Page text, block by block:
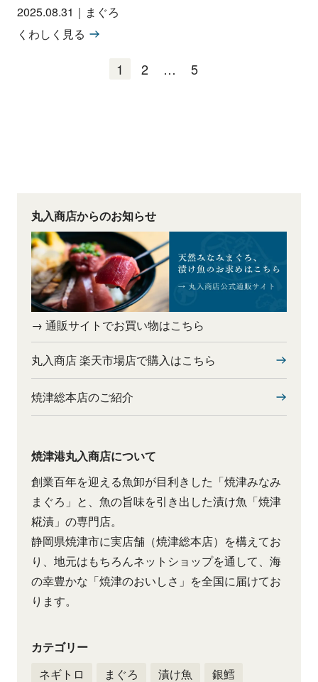
2025.08.31 ｜ まぐろ
くわしく見る
1 2 … 5
丸入商店からのお知らせ
→ 通販サイトでお買い物はこちら
丸入商店 楽天市場店で購入はこちら
焼津総本店のご紹介
焼津港丸入商店について
創業百年を迎える魚卸が目利きした「焼津みなみ
まぐろ」と、魚の旨味を引き出した漬け魚「焼津
糀漬」の専門店。
静岡県焼津市に実店舗（焼津総本店）を構えてお
り、地元はもちろんネットショップを通して、海
の幸豊かな「焼津のおいしさ」を全国に届けてお
ります。
カテゴリー
ネギトロ
まぐろ 漬け魚 銀鱈